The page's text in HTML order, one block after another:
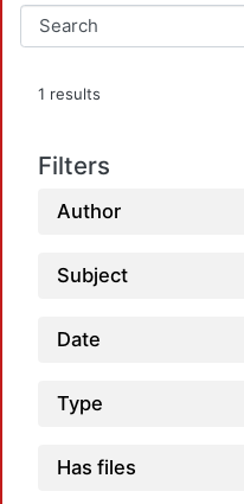
1 results
Filters
Author
Subject
Date
Type
Has files